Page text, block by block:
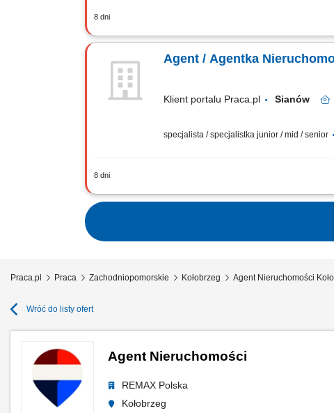
8 dni
Samodzielne prowadzenie sprzedaży i
Agent / Agentka
Klient portalu Praca.pl Sianów
specjalista / specjalistka junior / mid / senior
8 dni
Samodzielne prowadzenie sprzedaży i
Praca.pl Praca Zachodniopomorskie Kołobrzeg Agent Nieruchomości
Wróć do listy ofert
Agent Nieruchomości
REMAX Polska
Kołobrzeg